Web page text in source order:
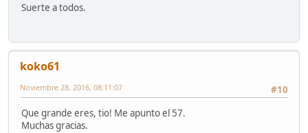
Suerte a todos.
koko61
#10
Noviembre 28, 2016, 08:11:07
Que grande eres, tio! Me apunto el 57.
Muchas gracias.